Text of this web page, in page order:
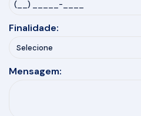
Finalidade:
Mensagem: